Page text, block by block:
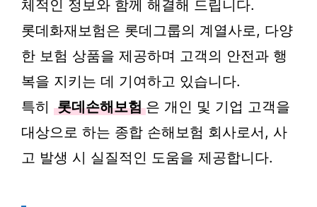
체적인 정보와 함께 해결해 드립니다.
롯데화재보험은 롯데그룹의 계열사로, 다양
한 보험 상품을 제공하며 고객의 안전과 행
복을 지키는 데 기여하고 있습니다.
특히 롯데손해보험 은 개인 및 기업 고객을
대상으로 하는 종합 손해보험 회사로서, 사
고 발생 시 실질적인 도움을 제공합니다.